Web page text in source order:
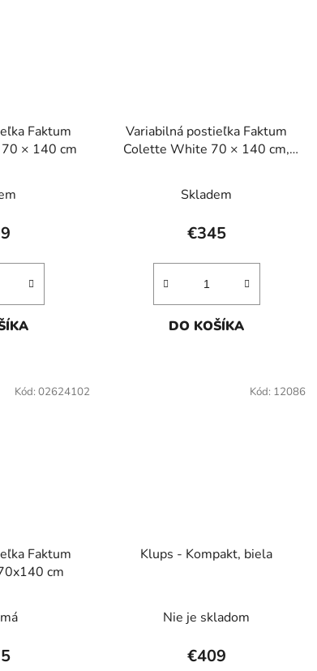
Faktum
× 140 cm
Variabilná postieľka Faktum
Colette White 70 × 140 cm,
Skladem
€345
DO KOŠÍKA
Faktum
cm
Kód: 02624102
Klups - Kompakt, biela
Nie je skladom
€409
Kód: 12086